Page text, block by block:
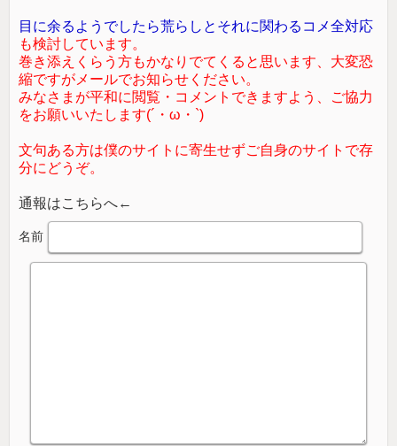
目に余るようでしたら荒らしとそれに関わるコメ全対応
も検討しています。
巻き添えくらう方もかなりでてくると思います、大変恐
縮ですがメールでお知らせください。
みなさまが平和に閲覧・コメントできますよう、ご協力
をお願いいたします(´・ω・`)
文句ある方は僕のサイトに寄生せずご自身のサイトで存
分にどうぞ。
通報はこちらへ←
名前